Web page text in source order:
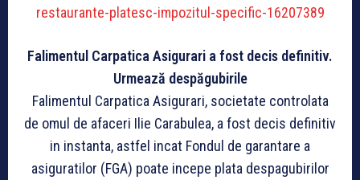
restaurante-platesc-impozitul-specific-16207389
Falimentul Carpatica Asigurari a fost decis definitiv.
Urmează despăgubirile
Falimentul Carpatica Asigurari, societate controlata
de omul de afaceri Ilie Carabulea, a fost decis definitiv
in instanta, astfel incat Fondul de garantare a
asiguratilor (FGA) poate incepe plata despagubirilor